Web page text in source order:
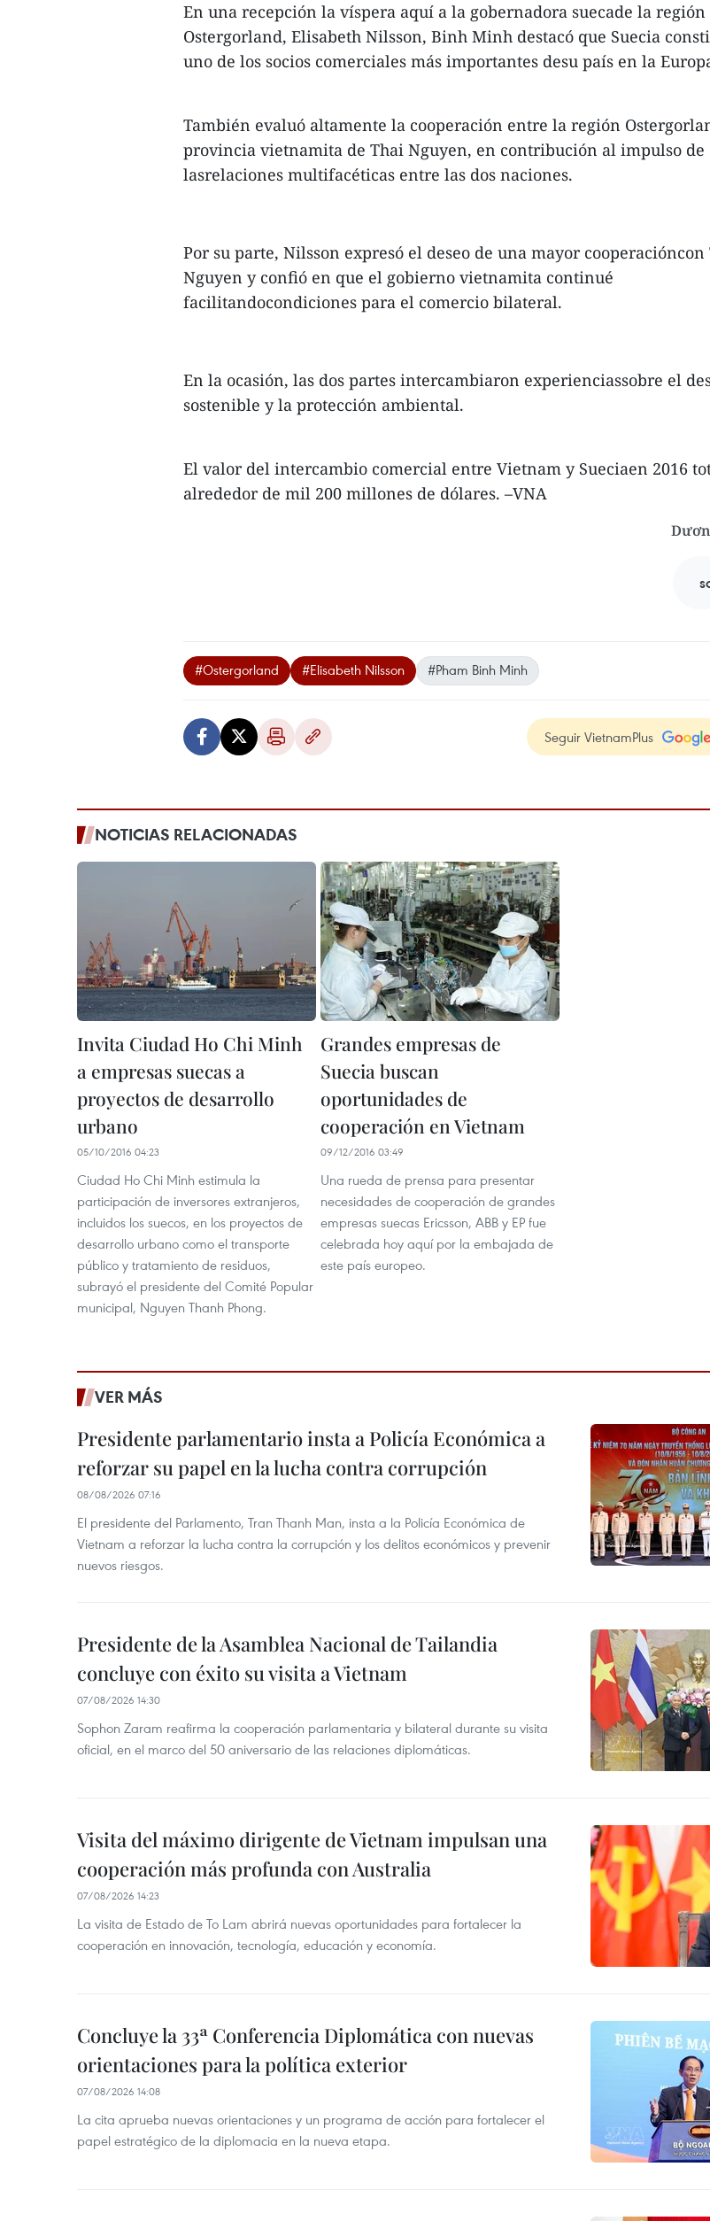
En una recepción la víspera aquí a la gobernadora suecade la región
Ostergorland, Elisabeth Nilsson, Binh Minh destacó que Suecia
uno de los socios comerciales más importantes desu país en la
También evaluó altamente la cooperación entre la región
provincia vietnamita de Thai Nguyen, en contribución al impulso de
lasrelaciones multifacéticas entre las dos naciones.
Por su parte, Nilsson expresó el deseo de una mayor cooperacióncon
Nguyen y confió en que el gobierno vietnamita continué
facilitandocondiciones para el comercio bilateral.
En la ocasión, las dos partes intercambiaron experienciassobre el
sostenible y la protección ambiental.
El valor del intercambio comercial entre Vietnam y Sueciaen 2016
alrededor de mil 200 millones de dólares. –VNA
#Ostergorland #Elisabeth Nilsson #Pham Binh Minh
Seguir VietnamPlus
NOTICIAS RELACIONADAS
Invita Ciudad Ho Chi Minh
a empresas suecas a
proyectos de desarrollo
urbano
05/10/2016 04:23
Ciudad Ho Chi Minh estimula la
participación de inversores extranjeros,
incluidos los suecos, en los proyectos de
desarrollo urbano como el transporte
público y tratamiento de residuos,
subrayó el presidente del Comité Popular
municipal, Nguyen Thanh Phong.
Grandes empresas de
Suecia buscan
oportunidades de
cooperación en Vietnam
09/12/2016 03:49
Una rueda de prensa para presentar
necesidades de cooperación de grandes
empresas suecas Ericsson, ABB y EP fue
celebrada hoy aquí por la embajada de
este país europeo.
VER MÁS
Presidente parlamentario insta a Policía Económica a
reforzar su papel en la lucha contra corrupción
08/08/2026 07:16
El presidente del Parlamento, Tran Thanh Man, insta a la Policía Económica de
Vietnam a reforzar la lucha contra la corrupción y los delitos económicos y prevenir
nuevos riesgos.
Presidente de la Asamblea Nacional de Tailandia
concluye con éxito su visita a Vietnam
07/08/2026 14:30
Sophon Zaram reafirma la cooperación parlamentaria y bilateral durante su visita
oficial, en el marco del 50 aniversario de las relaciones diplomáticas.
Visita del máximo dirigente de Vietnam impulsan una
cooperación más profunda con Australia
07/08/2026 14:23
La visita de Estado de To Lam abrirá nuevas oportunidades para fortalecer la
cooperación en innovación, tecnología, educación y economía.
Concluye la 33ª Conferencia Diplomática con nuevas
orientaciones para la política exterior
07/08/2026 14:08
La cita aprueba nuevas orientaciones y un programa de acción para fortalecer el
papel estratégico de la diplomacia en la nueva etapa.